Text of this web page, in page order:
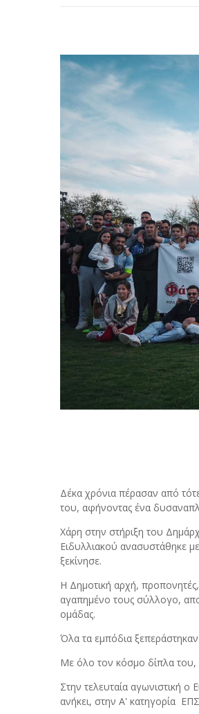
Δέκα χρόνια πέρασαν από
του, αφήνοντας ένα
Χάρη στην στήριξη του
Ειδυλλιακού ανασυστάθηκε
ξεκίνησε.
Η Δημοτική αρχή,
αγαπημένο τους σύλλογο,
ομάδας.
Όλα τα εμπόδια
Με όλο τον κόσμο δίπλα του,
Στην τελευταία αγωνιστική ο
ανήκει, στην Α' κατηγορία